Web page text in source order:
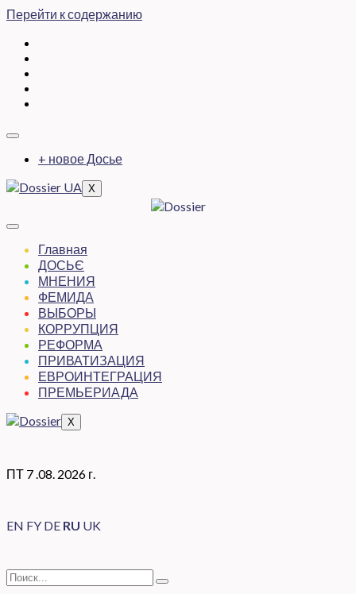
Перейти к содержанию
+ новое Досье
X
Главная
ДОСЬЄ
МНЕНИЯ
ФЕМИДА
ВЫБОРЫ
КОРРУПЦИЯ
РЕФОРМА
ПРИВАТИЗАЦИЯ
ЕВРОИНТЕГРАЦИЯ
ПРЕМЬЕРИАДА
X
ПТ 7 .08. 2026 г.
EN FY DE RU UK